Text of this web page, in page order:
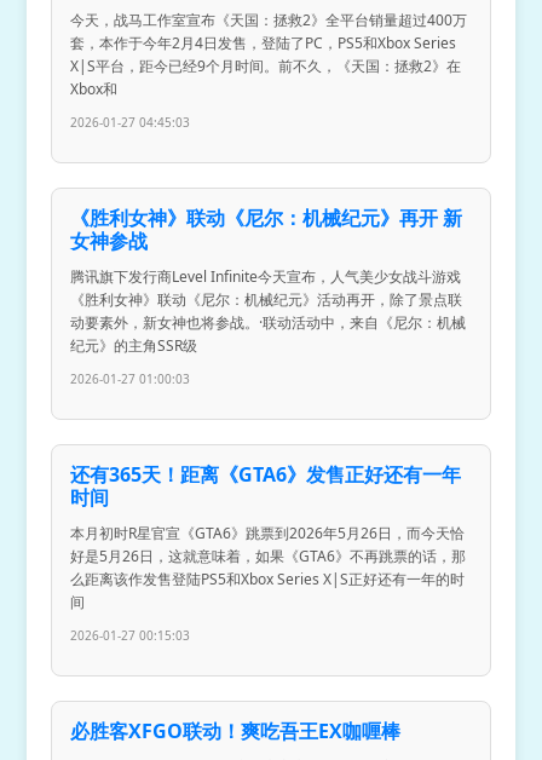
今天，战马工作室宣布《天国：拯救2》全平台销量超过400万
套，本作于今年2月4日发售，登陆了PC，PS5和Xbox Series
X|S平台，距今已经9个月时间。前不久，《天国：拯救2》在
Xbox和
2026-01-27 04:45:03
《胜利女神》联动《尼尔：机械纪元》再开 新
女神参战
腾讯旗下发行商Level Infinite今天宣布，人气美少女战斗游戏
《胜利女神》联动《尼尔：机械纪元》活动再开，除了景点联
动要素外，新女神也将参战。·联动活动中，来自《尼尔：机械
纪元》的主角SSR级
2026-01-27 01:00:03
还有365天！距离《GTA6》发售正好还有一年
时间
本月初时R星官宣《GTA6》跳票到2026年5月26日，而今天恰
好是5月26日，这就意味着，如果《GTA6》不再跳票的话，那
么距离该作发售登陆PS5和Xbox Series X|S正好还有一年的时
间
2026-01-27 00:15:03
必胜客XFGO联动！爽吃吾王EX咖喱棒